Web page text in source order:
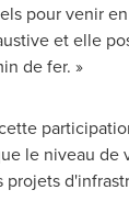
pour venir
et elle
de fer. »
le niveau